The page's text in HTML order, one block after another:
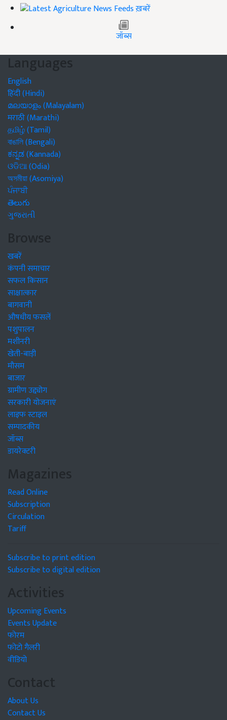
ख़बरें
जॉब्स
Languages
English
हिंदी (Hindi)
മലയാളം (Malayalam)
मराठी (Marathi)
தமிழ் (Tamil)
বাঙালি (Bengali)
ಕನ್ನಡ (Kannada)
ଓଡିଆ (Odia)
অসমীয়া (Asomiya)
ਪੰਜਾਬੀ
తెలుగు
ગુજરાતી
Browse
खबरें
कंपनी समाचार
सफल किसान
साक्षात्कार
बागवानी
औषधीय फसलें
पशुपालन
मशीनरी
खेती-बाड़ी
मौसम
बाजार
ग्रामीण उद्द्योग
सरकारी योजनाएं
लाइफ स्टाइल
सम्पादकीय
जॉब्स
डायरेक्टरी
Magazines
Read Online
Subscription
Circulation
Tariff
Subscribe to print edition
Subscribe to digital edition
Activities
Upcoming Events
Events Update
फोरम
फोटो गैलरी
वीडियो
Contact
About Us
Contact Us